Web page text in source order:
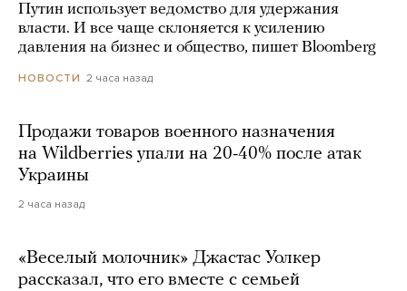
Путин использует ведомство для удержания
власти. И все чаще склоняется к усилению
давления на бизнес и общество, пишет Bloomberg
НОВОСТИ 2 часа назад
Продажи товаров военного назначения
на Wildberries упали на 20-40% после атак
Украины
2 часа назад
«Веселый молочник» Джастас Уолкер
рассказал, что его вместе с семьей